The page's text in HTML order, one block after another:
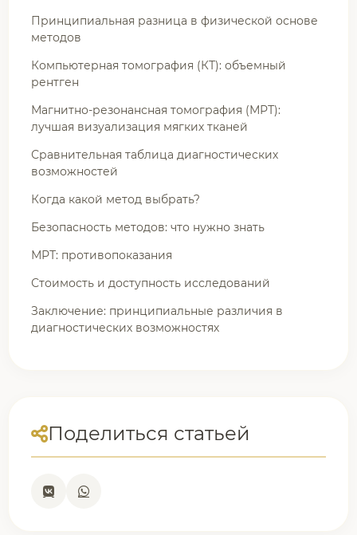
Принципиальная разница в физической основе
методов
Компьютерная томография (КТ): объемный
рентген
Магнитно-резонансная томография (МРТ):
лучшая визуализация мягких тканей
Сравнительная таблица диагностических
возможностей
Когда какой метод выбрать?
Безопасность методов: что нужно знать
МРТ: противопоказания
Стоимость и доступность исследований
Заключение: принципиальные различия в
диагностических возможностях
Поделиться статьей